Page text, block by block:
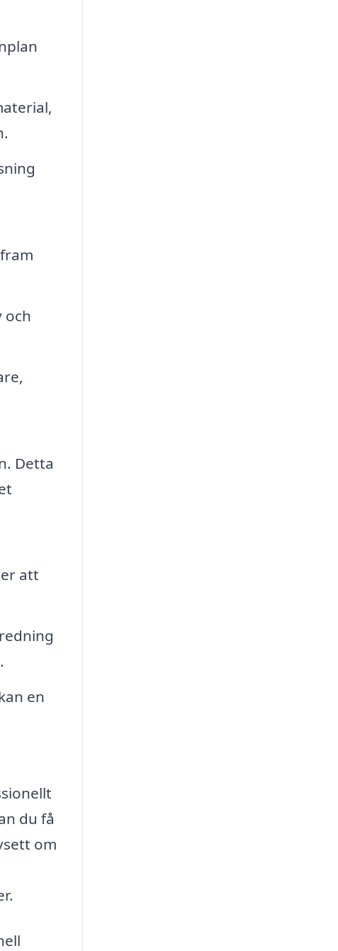
och
Detta
att
en
du få
om